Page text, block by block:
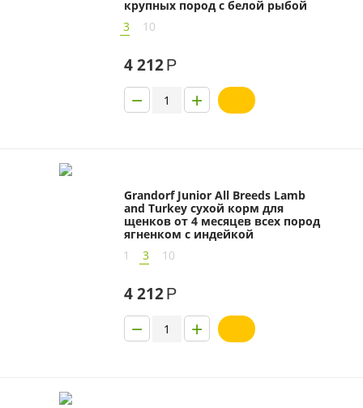
крупных пород с белой рыбой
3
10
4 212Р
+
−
Grandorf Junior All Breeds Lamb
and Turkey сухой корм для
щенков от 4 месяцев всех пород
ягненком с индейкой
1
3 10
4 212Р
+
−